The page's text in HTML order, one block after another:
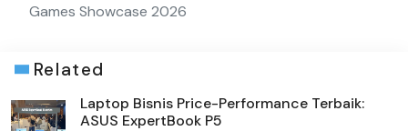
Games Showcase 2026
Related
Laptop Bisnis Price-Performance Terbaik:
ASUS ExpertBook P5